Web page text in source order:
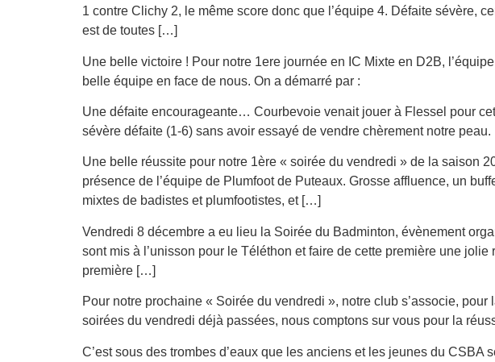
1 contre Clichy 2, le même score donc que l’équipe 4. Défaite sévère,
est de toutes […]
Une belle victoire ! Pour notre 1ere journée en IC Mixte en D2B,
belle équipe en face de nous. On a démarré par :
Une défaite encourageante… Courbevoie venait jouer à Flessel pour
sévère ‎défaite (1-6) sans avoir essayé de vendre chèrement notre peau.
Une belle réussite pour notre 1ère « soirée du vendredi » de la saison
présence de l’équipe de Plumfoot de Puteaux. Grosse affluence, un
mixtes de badistes et plumfootistes, et […]
Vendredi 8 décembre a eu lieu la Soirée du Badminton, évènement
sont mis à l’unisson pour le Téléthon et faire de cette première une
première […]
Pour notre prochaine « Soirée du vendredi », notre club s’associe,
soirées du vendredi déjà passées, nous comptons sur vous pour la
C’est sous des trombes d’eaux que les anciens et les jeunes du